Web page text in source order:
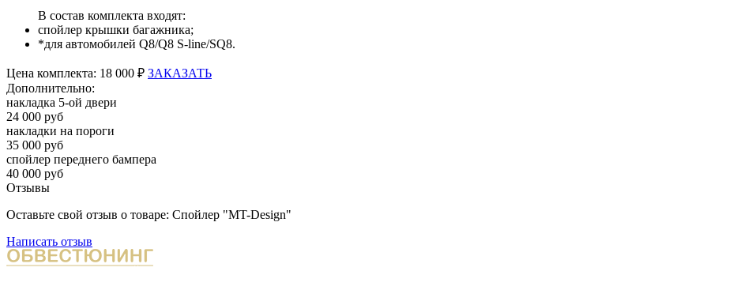
В состав комплекта входят:
спойлер крышки багажника;
*для автомобилей Q8/Q8 S-line/SQ8.
Цена комплекта: 18 000 ₽ ЗАКАЗАТЬ
Дополнительно:
накладка 5-ой двери
24 000 руб
накладки на пороги
35 000 руб
спойлер переднего бампера
40 000 руб
Отзывы
Оставьте свой отзыв о товаре: Спойлер "MT-Design"
Написать отзыв